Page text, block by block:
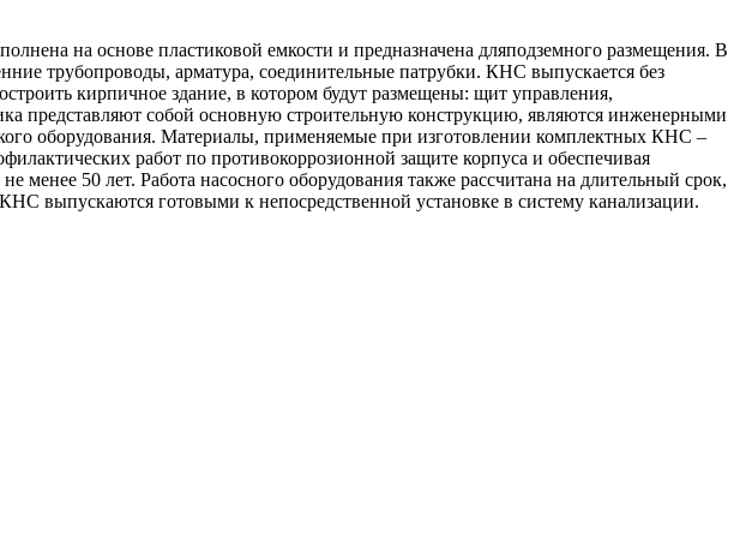
на основе пластиковой емкости и предназначена дляподземного размещения. В
трубопроводы, арматура, соединительные патрубки. КНС выпускается без
кирпичное здание, в котором будут размещены: щит управления,
представляют собой основную строительную конструкцию, являются инженерными
оборудования. Материалы, применяемые при изготовлении комплектных КНС –
работ по противокоррозионной защите корпуса и обеспечивая
50 лет. Работа насосного оборудования также рассчитана на длительный срок,
выпускаются готовыми к непосредственной установке в систему канализации.